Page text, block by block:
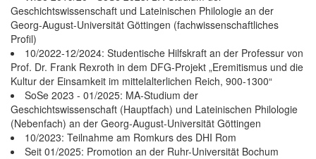
Geschichtswissenschaft und Lateinischen Philologie an der
Georg-August-Universität Göttingen (fachwissenschaftliches
Profil)
10/2022-12/2024: Studentische Hilfskraft an der Professur von
Prof. Dr. Frank Rexroth in dem DFG-Projekt „Eremitismus und die
Kultur der Einsamkeit im mittelalterlichen Reich, 900-1300“
SoSe 2023 - 01/2025: MA-Studium der
Geschichtswissenschaft (Hauptfach) und Lateinischen Philologie
(Nebenfach) an der Georg-August-Universität Göttingen
10/2023: Teilnahme am Romkurs des DHI Rom
Seit 01/2025: Promotion an der Ruhr-Universität Bochum